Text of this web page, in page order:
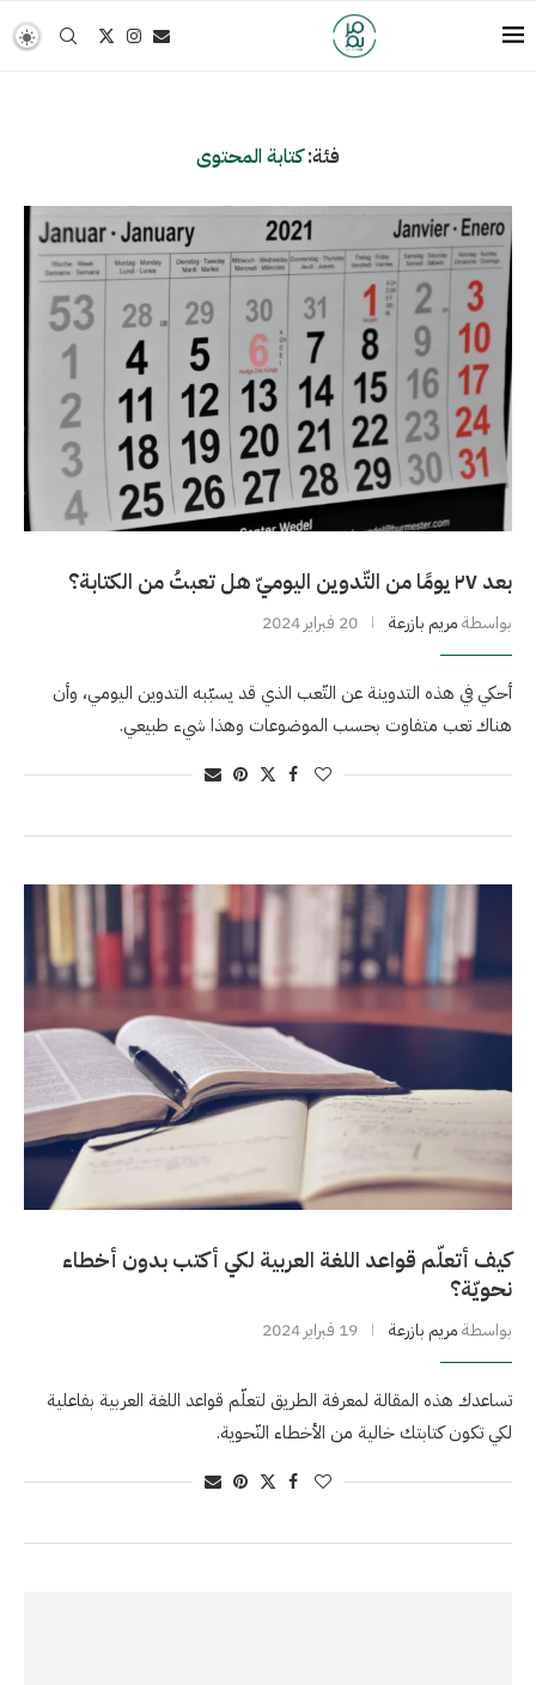
فئة: كتابة المحتوى
بعد ٢٧ يومًا من التّدوين اليوميّ هل تعبتُ من الكتابة؟
بواسطةمريم بازرعة 20 فبراير 2024
أحكي في هذه التدوينة عن التّعب الذي قد يسبّبه التدوين اليومي، وأن
هناك تعب متفاوت بحسب الموضوعات وهذا شيء طبيعي.
كيف أتعلّم قواعد اللغة العربية لكي أكتب بدون أخطاء
نحويّة؟
بواسطةمريم بازرعة 19 فبراير 2024
تساعدك هذه المقالة لمعرفة الطريق لتعلّم قواعد اللغة العربية بفاعلية
لكي تكون كتابتك خالية من الأخطاء النّحوية.